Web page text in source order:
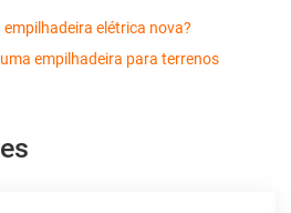
elétrica nova?
empilhadeira para terrenos